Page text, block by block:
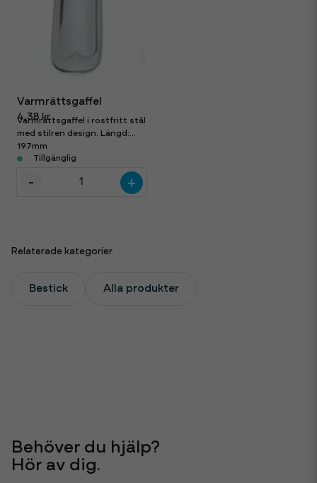
Varmrättsgaffel
4,38 kr
Varmrättsgaffel i rostfritt stål
med stilren design. Längd:
197mm
Tillgänglig
- +
Relaterade kategorier
Bestick Alla produkter
Behöver du hjälp?
Hör av dig.